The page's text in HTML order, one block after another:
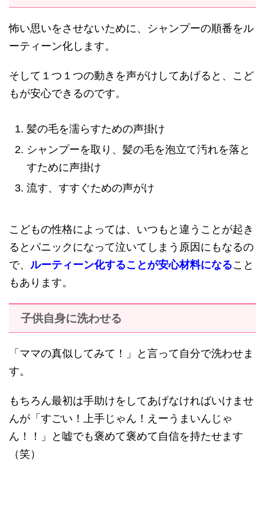
怖い思いをさせないために、シャンプーの順番をル
ーティーン化します。
そして１つ１つの動きを声がけしてあげると、こど
もが安心できるのです。
髪の毛を濡らすための声掛け
シャンプーを取り、髪の毛を泡立て汚れを落と
すために声掛け
流す、すすぐための声がけ
こどもの性格によっては、いつもと違うことが起き
るとパニックになって泣いてしまう原因にもなるの
で、 ルーティーン化することが安心材料になること
もあります。
子供自身に洗わせる
「ママの真似してみて！」と言って自分で洗わせま
す。
もちろん最初は手助けをしてあげなければいけませ
んが「すごい！上手じゃん！えーうまいんじゃ
ん！！」と嘘でも褒めて褒めて自信を持たせます
（笑）